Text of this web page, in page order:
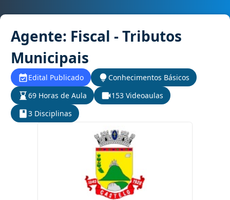
Agente: Fiscal - Tributos
Municipais
Edital Publicado
Conhecimentos Básicos
69 Horas de Aula
153 Videoaulas
3 Disciplinas